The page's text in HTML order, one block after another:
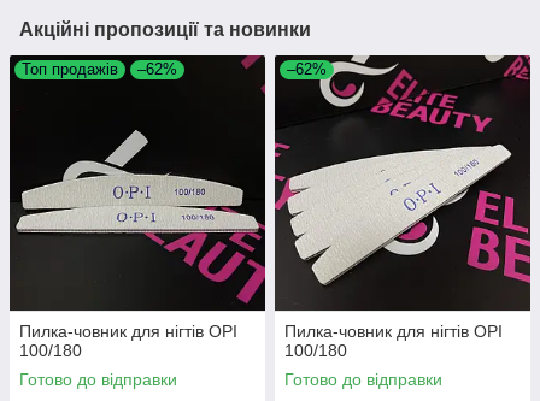
Акційні пропозиції та новинки
Топ продажів –62%
Пилка-човник для нігтів OPI
100/180
Готово до відправки
–62%
Пилка-човник для нігтів OPI
100/180
Готово до відправки